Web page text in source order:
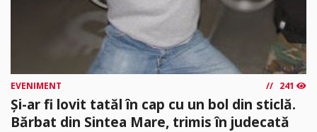
EVENIMENT 241
Și-ar fi lovit tatăl în cap cu un bol din sticlă.
Bărbat din Sintea Mare, trimis în judecată